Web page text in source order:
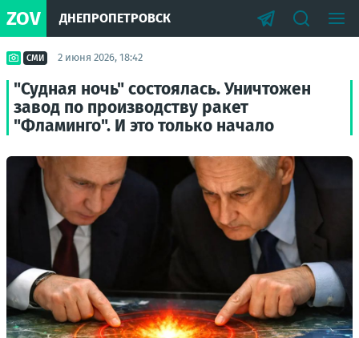
ZOV ДНЕПРОПЕТРОВСК
СМИ 2 июня 2026, 18:42
"Судная ночь" состоялась. Уничтожен
завод по производству ракет
"Фламинго". И это только начало